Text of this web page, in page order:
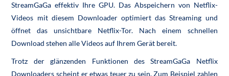
StreamGaGa effektiv Ihre GPU. Das Abspeichern von Netflix-
Videos mit diesem Downloader optimiert das Streaming und
öffnet das unsichtbare Netflix-Tor. Nach einem schnellen
Download stehen alle Videos auf Ihrem Gerät bereit.
Trotz der glänzenden Funktionen des StreamGaGa Netflix
Downloaders scheint er etwas teuer zu sein. Zum Beispiel zahlen